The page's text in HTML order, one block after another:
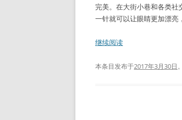
完美。在大街小巷和各类
一针就可以让眼睛更加漂
继续阅读
本条目发布于2017年3月30日